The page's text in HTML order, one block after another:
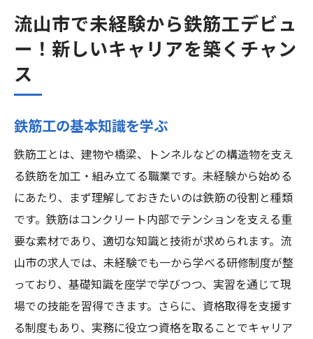
安全対策と未経験者へのサポート
実際に流山市で働く先輩の声
未経験者歓迎！流山市で鉄筋工としての第一歩
鉄筋工としての一日の流れ
必要なスキルと知識の取得サポート
未経験からプロに成長する秘訣
鉄筋工求人の応募プロセス
流山市での働く環境と条件
鉄筋工デビュー！流山市で未経験からのスター
トを全力サポート
手厚い新人研修制度の紹介
資格取得支援とそのメリット
流山市で未経験から鉄筋工デビュ
ー！新しいキャリアを築くチャン
ス
鉄筋工の基本知識を学ぶ
鉄筋工とは、建物や橋梁、トンネルなどの構造物を支え
る鉄筋を加工・組み立てる職業です。未経験から始める
にあたり、まず理解しておきたいのは鉄筋の役割と種類
です。鉄筋はコンクリート内部でテンションを支える重
要な素材であり、適切な知識と技術が求められます。流
山市の求人では、未経験でも一から学べる研修制度が整
っており、基礎知識を座学で学びつつ、実習を通じて現
場での技能を習得できます。さらに、資格取得を支援す
る制度もあり、実務に役立つ資格を取ることでキャリア